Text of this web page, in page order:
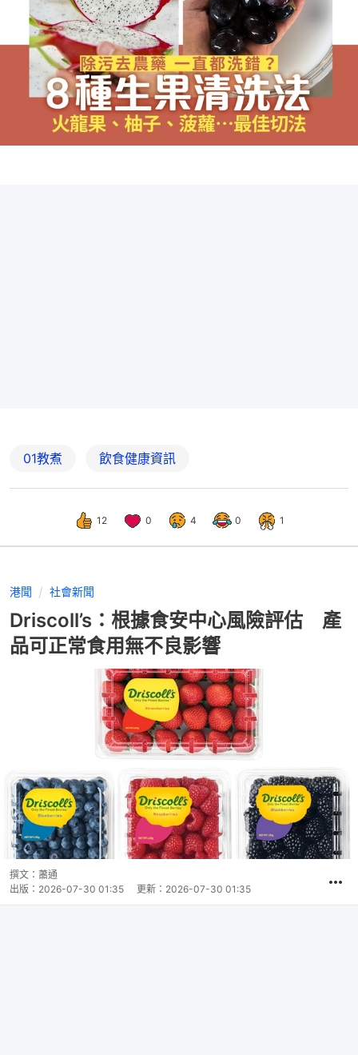
01教煮 飲食健康資訊
12 0 4 0 1
港聞 社會新聞
Driscoll’s：根據食安中心風險評估 產
品可正常食用無不良影響
撰文： 蕭通
出版： 2026-07-30 01:35 更新： 2026-07-30 01:35